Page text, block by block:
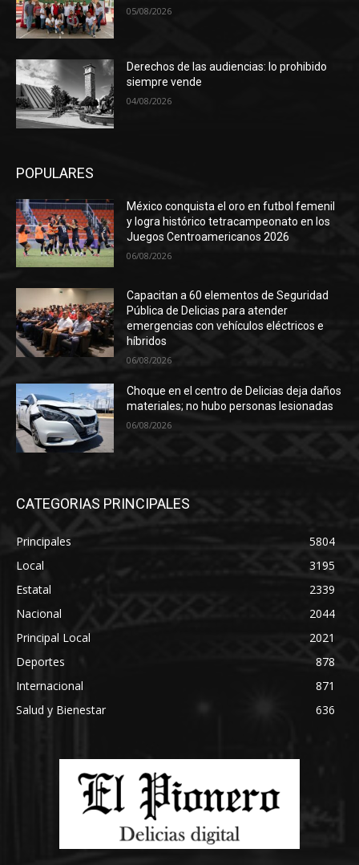
05/08/2026
Derechos de las audiencias: lo prohibido
siempre vende
04/08/2026
POPULARES
México conquista el oro en futbol femenil
y logra histórico tetracampeonato en los
Juegos Centroamericanos 2026
06/08/2026
Capacitan a 60 elementos de Seguridad
Pública de Delicias para atender
emergencias con vehículos eléctricos e
híbridos
06/08/2026
Choque en el centro de Delicias deja daños
materiales; no hubo personas lesionadas
06/08/2026
CATEGORIAS PRINCIPALES
Principales
5804
Local
3195
Estatal
2339
Nacional
2044
Principal Local
2021
Deportes
878
Internacional
871
Salud y Bienestar
636